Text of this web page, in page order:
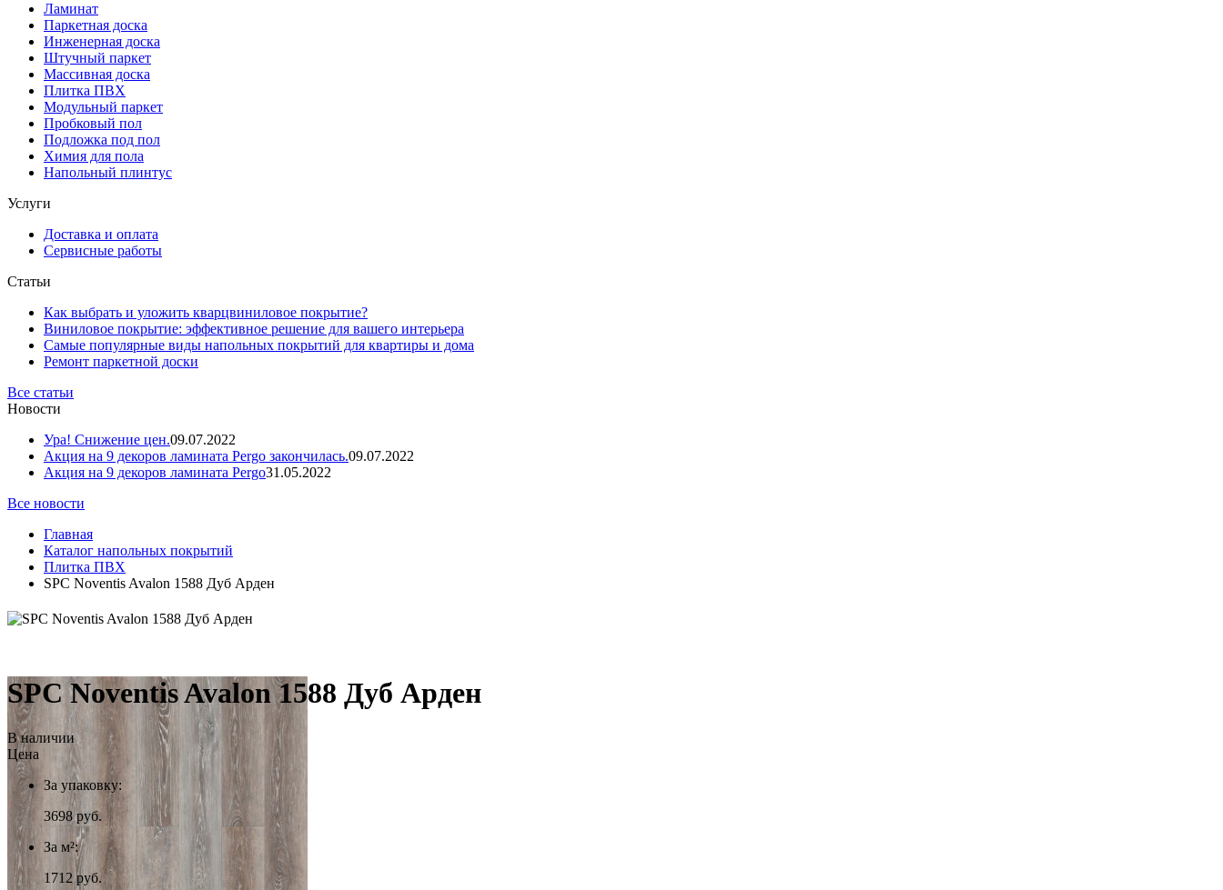
Ламинат
Паркетная доска
Инженерная доска
Штучный паркет
Массивная доска
Плитка ПВХ
Модульный паркет
Пробковый пол
Подложка под пол
Химия для пола
Напольный плинтус
Услуги
Доставка и оплата
Сервисные работы
Статьи
Как выбрать и уложить кварцвиниловое покрытие?
Виниловое покрытие: эффективное решение для вашего интерьера
Самые популярные виды напольных покрытий для квартиры и дома
Ремонт паркетной доски
Все статьи
Новости
Ура! Снижение цен.09.07.2022
Акция на 9 декоров ламината Pergo закончилась.09.07.2022
Акция на 9 декоров ламината Pergo31.05.2022
Все новости
Главная
Каталог напольных покрытий
Плитка ПВХ
SPC Noventis Avalon 1588 Дуб Арден
SPC Noventis Avalon 1588 Дуб Арден
В наличии
Цена
За упаковку:
3698руб.
За м²:
1712 руб.